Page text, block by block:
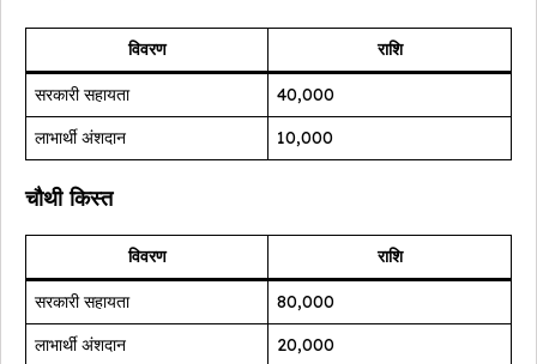
विवरण राशि
सरकारी सहायता
₹40,000
लाभार्थी अंशदान
₹10,000
चौथी किस्त
विवरण राशि
सरकारी सहायता
₹80,000
लाभार्थी अंशदान
₹20,000